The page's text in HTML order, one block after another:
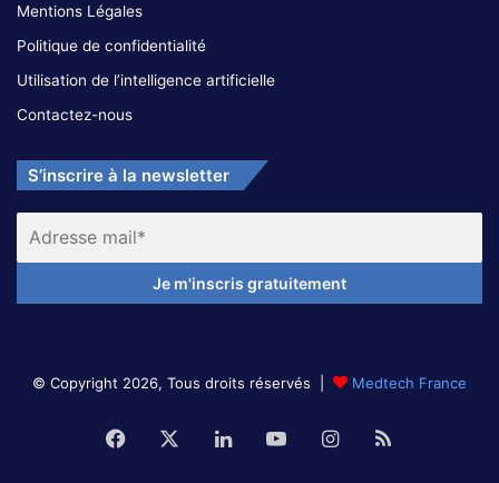
Mentions Légales
Politique de confidentialité
Utilisation de l’intelligence artificielle
Contactez-nous
S’inscrire à la newsletter
© Copyright 2026, Tous droits réservés | Medtech France
Facebook LinkedinYouTubeInstagram
RSS